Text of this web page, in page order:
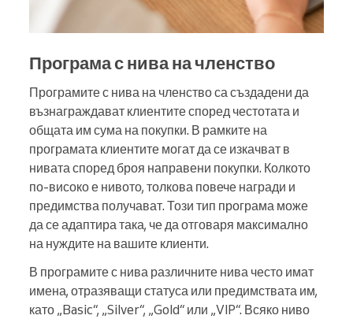
Програма с нива на членство
Програмите с нива на членство са създадени да
възнаграждават клиентите според честотата и
общата им сума на покупки. В рамките на
програмата клиентите могат да се изкачват в
нивата според броя направени покупки. Колкото
по-високо е нивото, толкова повече награди и
предимства получават. Този тип програма може
да се адаптира така, че да отговаря максимално
на нуждите на вашите клиенти.
В програмите с нива различните нива често имат
имена, отразяващи статуса или предимствата им,
като „Basic“, „Silver“, „Gold“ или „VIP“. Всяко ниво